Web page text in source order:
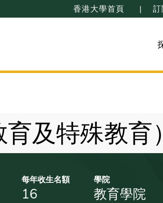
香港大學首頁 訂
及特殊教育）
每年收生名額
16
學院
教育學院